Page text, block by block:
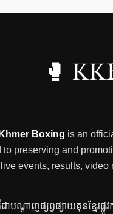
🥊
Boxing is an
to preserving and
events, results,
ាបណ្តាញផ្សព្វផ្សាយគុនខ្មែរផ្